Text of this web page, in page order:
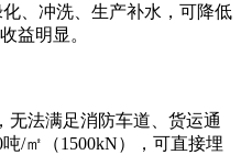
、冲洗、生产补水，可降低
益明显。
无法满足消防车道、货运通
/㎡（1500kN）‌，可直接埋